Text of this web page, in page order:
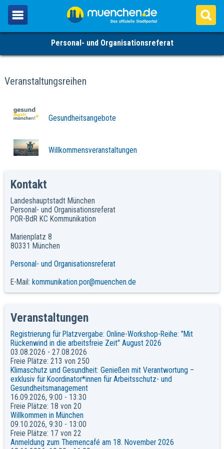
Personal- und Organisationsreferat
Veranstaltungsreihen
Gesundheitsangebote
Willkommensveranstaltungen
Kontakt
Landeshauptstadt München
Personal- und Organisationsreferat
POR-BdR KC Kommunikation
Marienplatz 8
80331 München
Personal- und Organisationsreferat
E-Mail: kommunikation.por@muenchen.de
Veranstaltungen
Registrierung für Platzvergabe: Online-Workshop-Reihe: "Mit
Rückenwind in die arbeitsfreie Zeit" August 2026
03.08.2026 - 27.08.2026
Freie Plätze: 213 von 250
Klimaschutz und Gesundheit: Genießen mit Verantwortung –
exklusiv für Koordinator*innen für Arbeitsschutz- und
Gesundheitsmanagement
16.09.2026, 9:00 - 13:30
Freie Plätze: 18 von 20
Willkommen in München
09.10.2026, 9:30 - 13:00
Freie Plätze: 17 von 22
Anmeldung zum Themencafé am 18. November 2026